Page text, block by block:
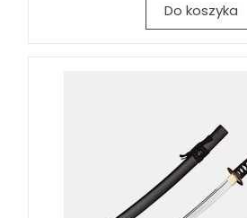
Do koszyka